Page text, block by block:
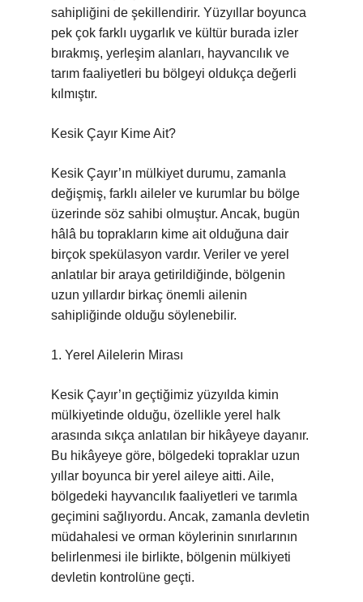
sahipliğini de şekillendirir. Yüzyıllar boyunca
pek çok farklı uygarlık ve kültür burada izler
bırakmış, yerleşim alanları, hayvancılık ve
tarım faaliyetleri bu bölgeyi oldukça değerli
kılmıştır.
Kesik Çayır Kime Ait?
Kesik Çayır’ın mülkiyet durumu, zamanla
değişmiş, farklı aileler ve kurumlar bu bölge
üzerinde söz sahibi olmuştur. Ancak, bugün
hâlâ bu toprakların kime ait olduğuna dair
birçok spekülasyon vardır. Veriler ve yerel
anlatılar bir araya getirildiğinde, bölgenin
uzun yıllardır birkaç önemli ailenin
sahipliğinde olduğu söylenebilir.
1. Yerel Ailelerin Mirası
Kesik Çayır’ın geçtiğimiz yüzyılda kimin
mülkiyetinde olduğu, özellikle yerel halk
arasında sıkça anlatılan bir hikâyeye dayanır.
Bu hikâyeye göre, bölgedeki topraklar uzun
yıllar boyunca bir yerel aileye aitti. Aile,
bölgedeki hayvancılık faaliyetleri ve tarımla
geçimini sağlıyordu. Ancak, zamanla devletin
müdahalesi ve orman köylerinin sınırlarının
belirlenmesi ile birlikte, bölgenin mülkiyeti
devletin kontrolüne geçti.